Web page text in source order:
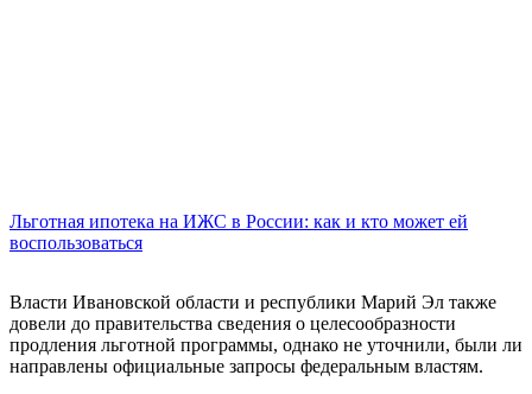
Льготная ипотека на ИЖС в России: как и кто может ей
воспользоваться
Власти Ивановской области и республики Марий Эл также
довели до правительства сведения о целесообразности
продления льготной программы, однако не уточнили, были ли
направлены официальные запросы федеральным властям.